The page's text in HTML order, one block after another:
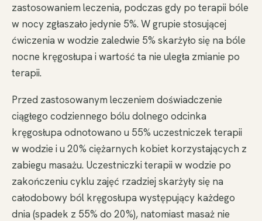
zastosowaniem leczenia, podczas gdy po terapii bóle
w nocy zgłaszało jedynie 5%. W grupie stosującej
ćwiczenia w wodzie zaledwie 5% skarżyło się na bóle
nocne kręgosłupa i wartość ta nie uległa zmianie po
terapii.
Przed zastosowanym leczeniem doświadczenie
ciągłego codziennego bólu dolnego odcinka
kręgosłupa odnotowano u 55% uczestniczek terapii
w wodzie i u 20% ciężarnych kobiet korzystających z
zabiegu masażu. Uczestniczki terapii w wodzie po
zakończeniu cyklu zajęć rzadziej skarżyły się na
całodobowy ból kręgosłupa występujący każdego
dnia (spadek z 55% do 20%), natomiast masaż nie